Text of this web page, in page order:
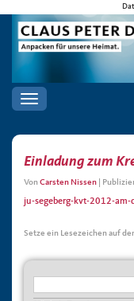
Toggle
navigation
Einladung zum
VonCarsten Nissen
ju-segeberg-kvt-2012-
Setze ein Lesezeichen auf